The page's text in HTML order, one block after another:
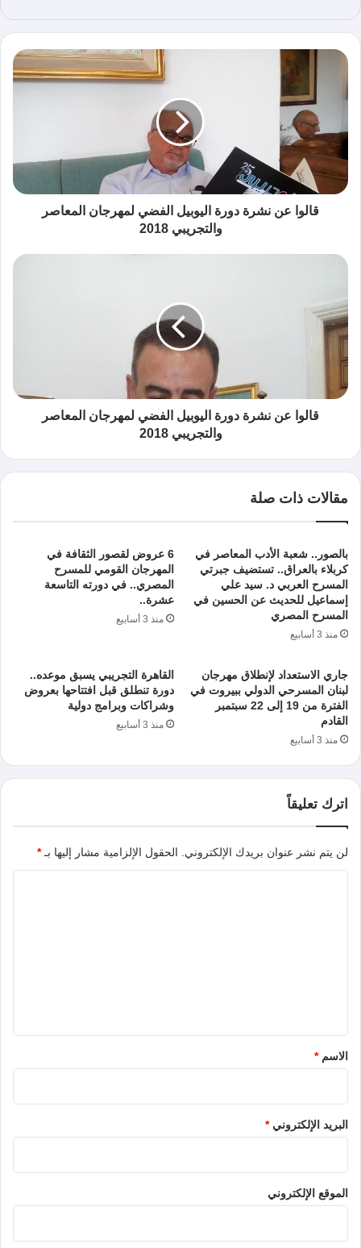
الوي
ب
قالوا عن نشرة دورة اليوبيل الفضي لمهرجان المعاصر
والتجريبي 2018
قالوا عن نشرة دورة اليوبيل الفضي لمهرجان المعاصر
والتجريبي 2018
مقالات ذات صلة
بالصور.. شعبة الأدب المعاصر في
كربلاء بالعراق.. تستضيف جبرتي
المسرح العربي د. سيد علي
إسماعيل للحديث عن الحسين في
المسرح المصري
منذ 3 أسابيع
6 عروض لقصور الثقافة في
المهرجان القومي للمسرح
المصري.. في دورته التاسعة
عشرة..
منذ 3 أسابيع
جاري الاستعداد لإنطلاق مهرجان
لبنان المسرحي الدولي ببيروت في
الفترة من 19 إلى 22 سبتمبر
القادم
منذ 3 أسابيع
القاهرة التجريبي يسبق موعده..
دورة تنطلق قبل افتتاحها بعروض
وشراكات وبرامج دولية
منذ 3 أسابيع
اترك تعليقاً
لن يتم نشر عنوان بريدك الإلكتروني. الحقول الإلزامية مشار إليها بـ*
*الاسم*
البريد الإلكتروني*
الموقع الإلكتروني